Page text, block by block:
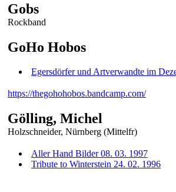
Gobs
Rockband
GoHo Hobos
Egersdörfer und Artverwandte im
https://thegohohobos.bandcamp.com/
Gölling, Michel
Holzschneider, Nürnberg (Mittelfr)
Aller Hand Bilder 08. 03. 1997
Tribute to Winterstein 24. 02. 1996